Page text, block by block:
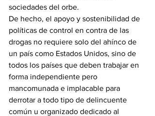
sociedades del orbe.
De hecho, el apoyo y sostenibilidad de
políticas de control en contra de las
drogas no requiere solo del ahínco de
un país como Estados Unidos, sino de
todos los países que deben trabajar en
forma independiente pero
mancomunada e implacable para
derrotar a todo tipo de delincuente
común u organizado dedicado al